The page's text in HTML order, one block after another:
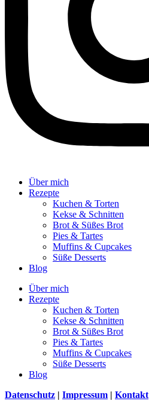
Über mich
Rezepte
Kuchen & Torten
Kekse & Schnitten
Brot & Süßes Brot
Pies & Tartes
Muffins & Cupcakes
Süße Desserts
Blog
Über mich
Rezepte
Kuchen & Torten
Kekse & Schnitten
Brot & Süßes Brot
Pies & Tartes
Muffins & Cupcakes
Süße Desserts
Blog
Datenschutz | Impressum | Kontakt